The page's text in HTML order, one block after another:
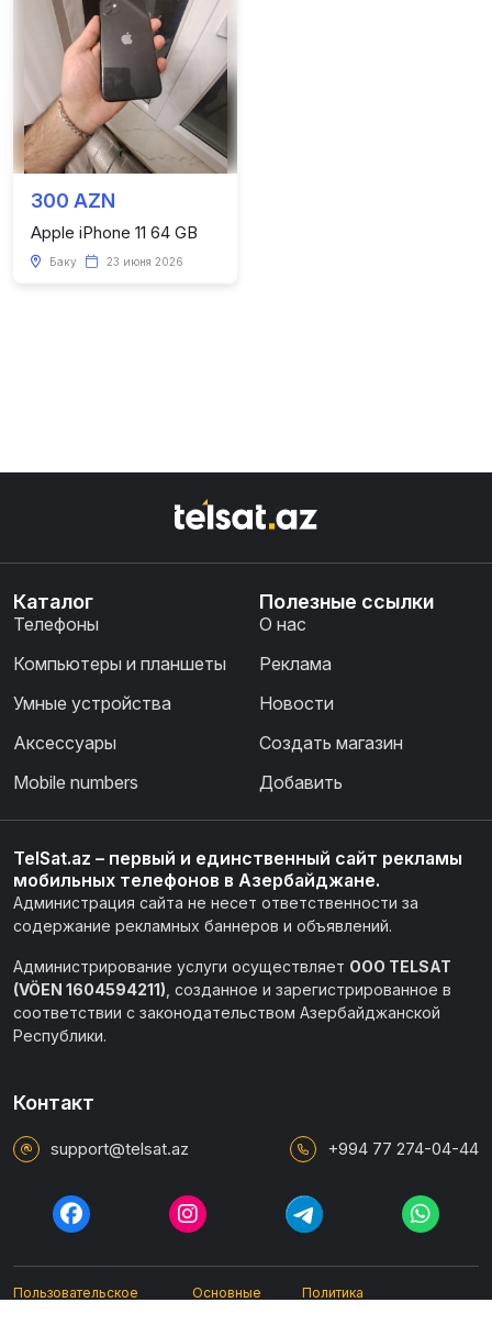
300 AZN
Apple iPhone 11 64 GB
Баку 23 июня 2026
Каталог
Телефоны
Компьютеры и планшеты
Умные устройства
Аксессуары
Mobile numbers
Полезные ссылки
О нас
Реклама
Новости
Создать магазин
Добавить
TelSat.az – первый и единственный сайт рекламы
мобильных телефонов в Азербайджане.
Администрация сайта не несет ответственности за
содержание рекламных баннеров и объявлений.
Администрирование услуги осуществляет ООО TELSAT
(VÖEN 1604594211) , созданное и зарегистрированное в
соответствии с законодательством Азербайджанской
Республики.
Контакт
support@telsat.az +994 77 274-04-44
Пользовательское
Основные
Политика